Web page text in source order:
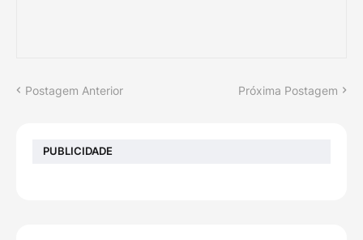
Postagem Anterior Próxima Postagem
PUBLICIDADE